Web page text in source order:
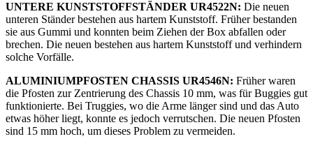
UNTERE KUNSTSTOFFSTÄNDER UR4522N: Die neuen
unteren Ständer bestehen aus hartem Kunststoff. Früher bestanden
sie aus Gummi und konnten beim Ziehen der Box abfallen oder
brechen. Die neuen bestehen aus hartem Kunststoff und verhindern
solche Vorfälle.
ALUMINIUMPFOSTEN CHASSIS UR4546N: Früher waren
die Pfosten zur Zentrierung des Chassis 10 mm, was für Buggies gut
funktionierte. Bei Truggies, wo die Arme länger sind und das Auto
etwas höher liegt, konnte es jedoch verrutschen. Die neuen Pfosten
sind 15 mm hoch, um dieses Problem zu vermeiden.